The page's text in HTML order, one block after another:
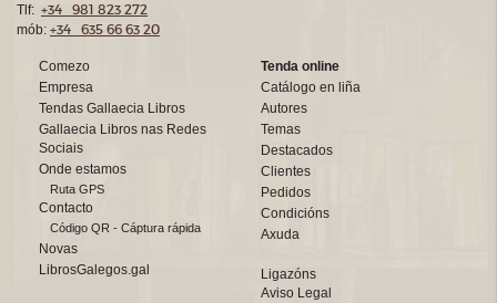
Tlf: +34 981 823 272
mób: +34 635 66 63 20
Comezo
Empresa
Tendas Gallaecia Libros
Gallaecia Libros nas Redes
Sociais
Onde estamos
Ruta GPS
Contacto
Código QR - Cáptura rápida
Novas
LibrosGalegos.gal
Tenda online
Catálogo en liña
Autores
Temas
Destacados
Clientes
Pedidos
Condicións
Axuda
Ligazóns
Aviso Legal